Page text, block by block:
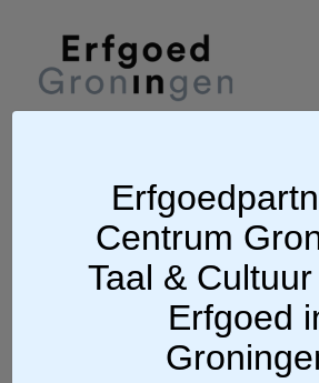
Ga terug
Gronings
presenteert film
staat het Gilde van
Centrum
Taal &
Erfgoed